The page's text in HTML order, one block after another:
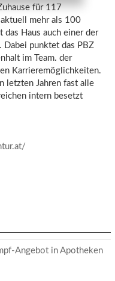
für 117
mehr als 100
Haus auch einer der
punktet das PBZ
im Team. der
Karrieremöglichkeiten.
letzten Jahren fast alle
intern besetzt
Angebot in Apotheken